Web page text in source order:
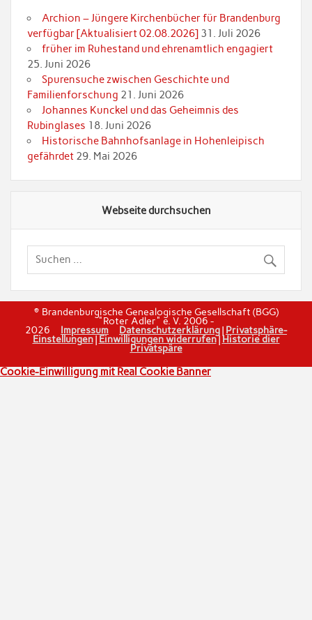
Archion – Jüngere Kirchenbücher für Brandenburg
verfügbar [Aktualisiert 02.08.2026] 31. Juli 2026
früher im Ruhestand und ehrenamtlich engagiert
25. Juni 2026
Spurensuche zwischen Geschichte und
Familienforschung 21. Juni 2026
Johannes Kunckel und das Geheimnis des
Rubinglases 18. Juni 2026
Historische Bahnhofsanlage in Hohenleipisch
gefährdet 29. Mai 2026
Webseite durchsuchen
© Brandenburgische Genealogische Gesellschaft (BGG)
"Roter Adler" e. V. 2006 -
2026 Impressum Datenschutzerklärung| Privatsphäre-
Einstellungen| Einwilligungen widerrufen|Historie dier
Privatspäre
Cookie-Einwilligung mit Real Cookie Banner